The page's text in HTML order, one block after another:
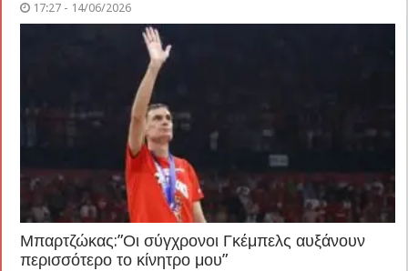
17:27 - 14/06/2026
Μπαρτζώκας:”Οι σύγχρονοι Γκέμπελς αυξάνουν
περισσότερο το κίνητρο μου”